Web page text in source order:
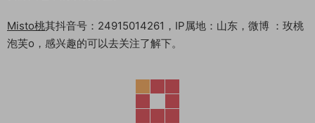
Misto桃其抖音号：24915014261，IP属地：山东，微博 ：玫桃
泡芙o，感兴趣的可以去关注了解下。